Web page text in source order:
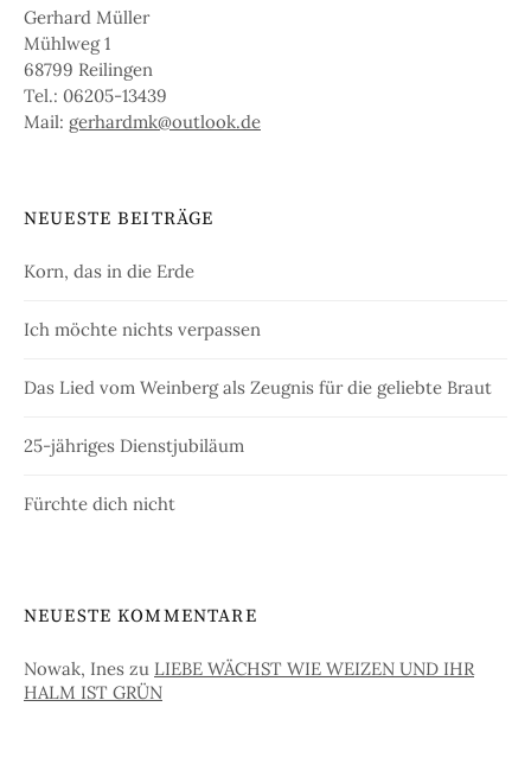
a
t
i
v
e
Gerhard Müller
Mühlweg 1
68799 Reilingen
Tel.: 06205-13439
Mail: gerhardmk@outlook.de
NEUESTE BEITRÄGE
Korn, das in die Erde
Ich möchte nichts verpassen
Das Lied vom Weinberg als Zeugnis für die geliebte Braut
25-jähriges Dienstjubiläum
Fürchte dich nicht
NEUESTE KOMMENTARE
Nowak, Ines zu LIEBE WÄCHST WIE WEIZEN UND IHR
HALM IST GRÜN